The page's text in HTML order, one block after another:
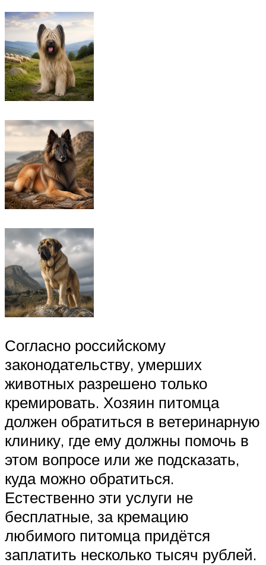
Согласно российскому
законодательству, умерших
животных разрешено только
кремировать. Хозяин питомца
должен обратиться в ветеринарную
клинику, где ему должны помочь в
этом вопросе или же подсказать,
куда можно обратиться.
Естественно эти услуги не
бесплатные, за кремацию
любимого питомца придётся
заплатить несколько тысяч рублей.